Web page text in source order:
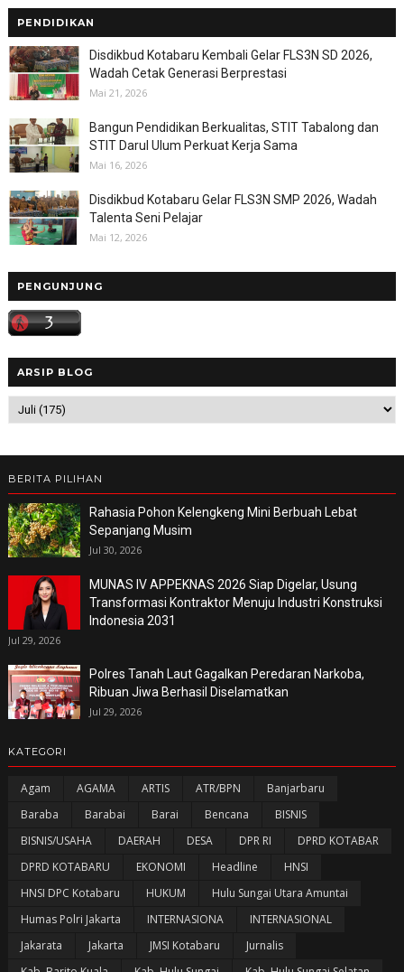
PENDIDIKAN
Disdikbud Kotabaru Kembali Gelar FLS3N SD 2026,
Wadah Cetak Generasi Berprestasi
Mai 21, 2026
Bangun Pendidikan Berkualitas, STIT Tabalong dan
STIT Darul Ulum Perkuat Kerja Sama
Mai 16, 2026
Disdikbud Kotabaru Gelar FLS3N SMP 2026, Wadah
Talenta Seni Pelajar
Mai 12, 2026
PENGUNJUNG
ARSIP BLOG
BERITA PILIHAN
Rahasia Pohon Kelengkeng Mini Berbuah Lebat
Sepanjang Musim
Jul 30, 2026
MUNAS IV APPEKNAS 2026 Siap Digelar, Usung
Transformasi Kontraktor Menuju Industri Konstruksi
Indonesia 2031
Jul 29, 2026
Polres Tanah Laut Gagalkan Peredaran Narkoba,
Ribuan Jiwa Berhasil Diselamatkan
Jul 29, 2026
KATEGORI
Agam AGAMA ARTIS ATR/BPN
Banjarbaru
Baraba
Barabai Barai Bencana
BISNIS
BISNIS/USAHA
DAERAH DESA DPR RI
DPRD KOTABAR
DPRD KOTABARU
EKONOMI Headline
HNSI
HNSI DPC Kotabaru
HUKUM
Hulu Sungai Utara Amuntai
Humas Polri Jakarta
INTERNASIONA
INTERNASIONAL
Jakarata
Jakarta JMSI Kotabaru
Jurnalis